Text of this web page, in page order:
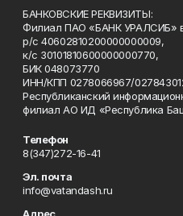
БАНКОВСКИЕ РЕКВИЗИТЫ:
Филиал ПАО «БАНК УРАЛСИБ»
р/с 40602810200000000009,
к/с 30101810600000000770,
БИК 048073770
ИНН/КПП 0278066967/
Республиканский
филиал АО ИД «Республика
Телефон
8(347)272-16-41
Эл. почта
info@vatandash.ru